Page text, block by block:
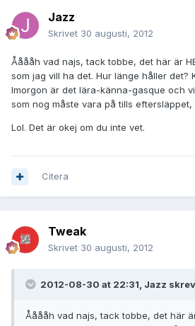
Jazz
Skrivet 30 augusti, 2012
Ååååh vad najs, tack tobbe, det här är
som jag vill ha det. Hur länge håller det?
Imorgon är det lära-känna-gasque och
som nog måste vara på tills
Lol. Det är okej om du inte vet.
Citera
Tweak
Skrivet 30 augusti, 2012
2012-08-30 at 22:31, Jazz
Ååååh vad najs, tack tobbe, det här